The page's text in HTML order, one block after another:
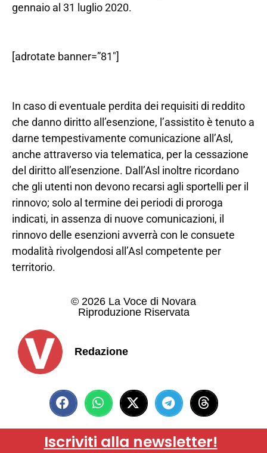
gennaio al 31 luglio 2020.
[adrotate banner=”81″]
In caso di eventuale perdita dei requisiti di reddito
che danno diritto all’esenzione, l’assistito è tenuto a
darne tempestivamente comunicazione all’Asl,
anche attraverso via telematica, per la cessazione
del diritto all’esenzione. Dall’Asl inoltre ricordano
che gli utenti non devono recarsi agli sportelli per il
rinnovo; solo al termine dei periodi di proroga
indicati, in assenza di nuove comunicazioni, il
rinnovo delle esenzioni avverrà con le consuete
modalità rivolgendosi all’Asl competente per
territorio.
© 2026 La Voce di Novara
Riproduzione Riservata
Redazione
Iscriviti alla newsletter!